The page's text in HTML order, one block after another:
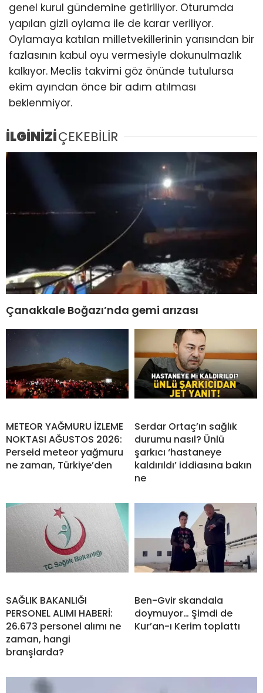
genel kurul gündemine getiriliyor. Oturumda
yapılan gizli oylama ile de karar veriliyor.
Oylamaya katılan milletvekillerinin yarısından bir
fazlasının kabul oyu vermesiyle dokunulmazlık
kalkıyor. Meclis takvimi göz önünde tutulursa
ekim ayından önce bir adım atılması
beklenmiyor.
İLGİNİZİÇEKEBİLİR
Çanakkale Boğazı’nda gemi arızası
METEOR YAĞMURU İZLEME
NOKTASI AĞUSTOS 2026:
Perseid meteor yağmuru
ne zaman, Türkiye’den
Serdar Ortaç’ın sağlık
durumu nasıl? Ünlü
şarkıcı ‘hastaneye
kaldırıldı’ iddiasına bakın
ne
SAĞLIK BAKANLIĞI
PERSONEL ALIMI HABERİ:
26.673 personel alımı ne
zaman, hangi
branşlarda?
Ben-Gvir skandala
doymuyor… Şimdi de
Kur’an-ı Kerim toplattı